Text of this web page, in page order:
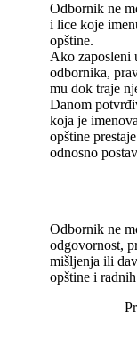
Odbornik ne
i lice koje
opštine.
Ako zaposleni
odbornika,
mu dok traje
Danom
koja je
opštine
odnosno
Odbornik ne
odgovornost,
mišljenja ili
opštine i